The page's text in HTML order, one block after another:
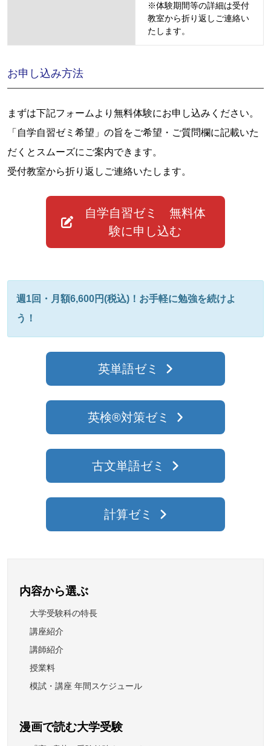
※体験期間等の詳細は受付
教室から折り返しご連絡い
たします。
お申し込み方法
まずは下記フォームより無料体験にお申し込みください。
「自学自習ゼミ希望」の旨をご希望・ご質問欄に記載いた
だくとスムーズにご案内できます。
受付教室から折り返しご連絡いたします。
自学自習ゼミ 無料体
験に申し込む
週1回・月額6,600円(税込)！お手軽に勉強を続けよ
う！
英単語ゼミ
英検®︎対策ゼミ
古文単語ゼミ
計算ゼミ
内容から選ぶ
大学受験科の特長
講座紹介
講師紹介
授業料
模試・講座 年間スケジュール
漫画で読む大学受験